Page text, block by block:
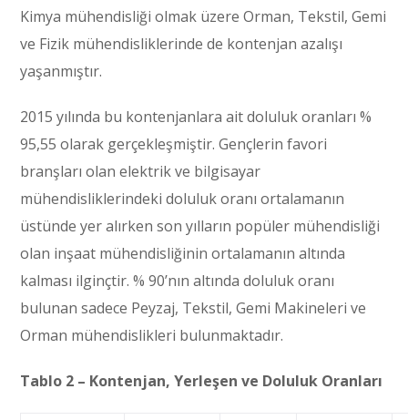
Kimya mühendisliği olmak üzere Orman, Tekstil, Gemi
ve Fizik mühendisliklerinde de kontenjan azalışı
yaşanmıştır.
2015 yılında bu kontenjanlara ait doluluk oranları %
95,55 olarak gerçekleşmiştir. Gençlerin favori
branşları olan elektrik ve bilgisayar
mühendisliklerindeki doluluk oranı ortalamanın
üstünde yer alırken son yılların popüler mühendisliği
olan inşaat mühendisliğinin ortalamanın altında
kalması ilginçtir. % 90’nın altında doluluk oranı
bulunan sadece Peyzaj, Tekstil, Gemi Makineleri ve
Orman mühendislikleri bulunmaktadır.
Tablo 2 – Kontenjan, Yerleşen ve Doluluk Oranları